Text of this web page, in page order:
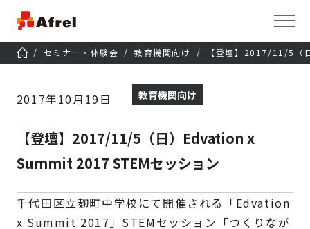
セミナー・体験会 教育機関向け 【登壇】2017/11/5
2017年10月19日 教育機関向け
【登壇】2017/11/5（日）Edvation x
Summit 2017 STEMセッション
千代田区立麹町中学校にて開催される「Edvation
x Summit 2017」STEMセッション「つくりなが